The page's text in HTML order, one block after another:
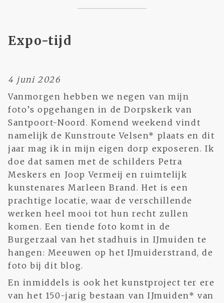
Expo-tijd
4 juni 2026
Vanmorgen hebben we negen van mijn
foto’s opgehangen in de Dorpskerk van
Santpoort-Noord. Komend weekend vindt
namelijk de Kunstroute Velsen* plaats en dit
jaar mag ik in mijn eigen dorp exposeren. Ik
doe dat samen met de schilders Petra
Meskers en Joop Vermeij en ruimtelijk
kunstenares Marleen Brand. Het is een
prachtige locatie, waar de verschillende
werken heel mooi tot hun recht zullen
komen. Een tiende foto komt in de
Burgerzaal van het stadhuis in IJmuiden te
hangen: Meeuwen op het IJmuiderstrand, de
foto bij dit blog.
En inmiddels is ook het kunstproject ter ere
van het 150-jarig bestaan van IJmuiden* van